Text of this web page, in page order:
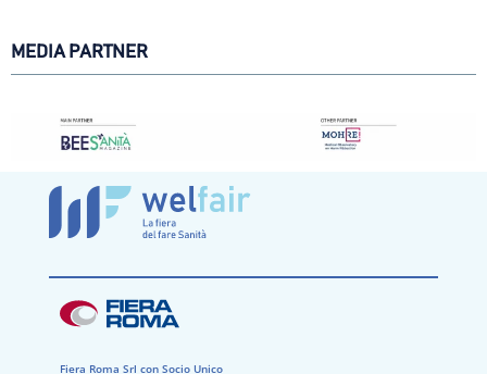
MEDIA PARTNER
Fiera Roma Srl con Socio Unico